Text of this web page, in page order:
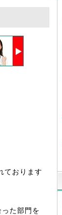
ております
た部門を